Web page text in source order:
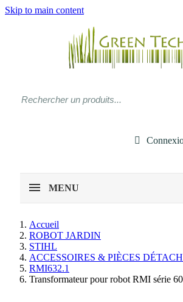
Skip to main content
MENU
Accueil
ROBOT JARDIN
STIHL
ACCESSOIRES & PIÈCES
RMI632.1
Transformateur pour robot RMI série